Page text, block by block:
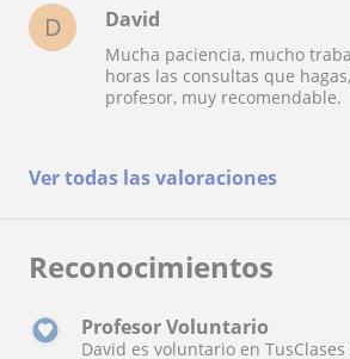
D David
Mucha paciencia, mucho
horas las consultas que
profesor, muy recomendable.
Ver todas las valoraciones
Reconocimientos
Profesor Voluntario
David es voluntario en